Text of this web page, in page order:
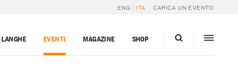
ENG ITA CARICA UN EVENTO
EVENTI MAGAZINE SHOP